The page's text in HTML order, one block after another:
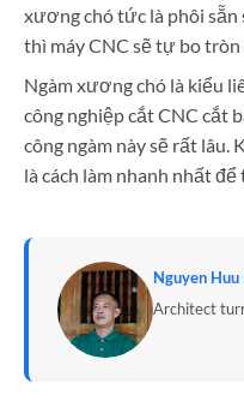
xương chó tức là phôi sẵn
thì máy CNC sẽ tự bo tròn
Ngàm xương chó là kiểu
công nghiệp cắt CNC cắt
công ngàm này sẽ rất lâu.
là cách làm nhanh nhất
Nguyen Huu
Architect